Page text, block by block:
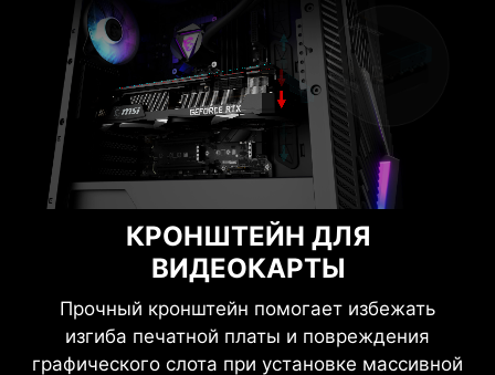
КРОНШТЕЙН ДЛЯ
ВИДЕОКАРТЫ
Прочный кронштейн помогает избежать
изгиба печатной платы и повреждения
графического слота при установке массивной